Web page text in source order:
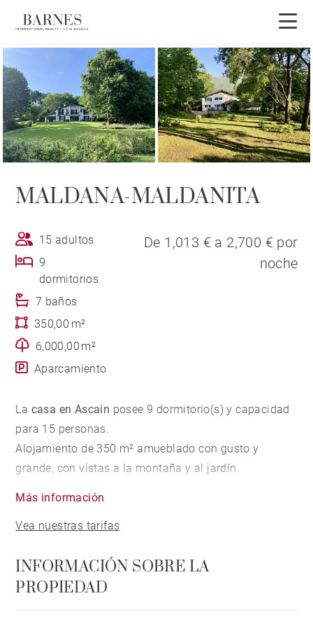
Visita en 3D
MALDANA-MALDANITA
15 adultos
9
dormitorios
7 baños
350,00 m²
6,000,00 m²
Aparcamiento
De 1,013 € a 2,700 € por
noche
La casa en Ascain posee 9 dormitorio(s) y capacidad
para 15 personas.
Alojamiento de 350 m² amueblado con gusto y
grande, con vistas a la montaña y al jardín.
terraza, chimenea, acceso internet (wifi), secador,
plazas) en mismo edificio, 2 Televisores.
La cocina americana, está equipada con nevera,
Más información
Vea nuestras tarifas
INFORMACIÓN SOBRE LA
PROPIEDAD